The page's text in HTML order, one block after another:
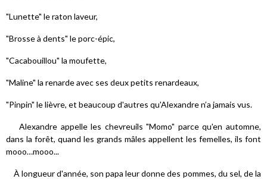
"Lunette" le raton laveur,
"Brosse à dents" le porc-épic,
"Cacabouillou" la moufette,
"Maline" la renarde avec ses deux petits renardeaux,
"Pinpin" le lièvre, et beaucoup d'autres qu'Alexandre n’a jamais vus.
Alexandre appelle les chevreuils "Momo" parce qu'en automne,
dans la forêt, quand les grands mâles appellent les femelles, ils font
mooo…mooo...
À longueur d'année, son papa leur donne des pommes, du sel, de la